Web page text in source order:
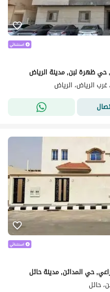
حي ظهرة لبن, مدينة الرياض
الرياض، الرياض
حي المدائن, مدينة حائل
حائل